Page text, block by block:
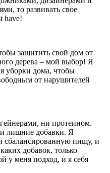
то развивать свое
have!
защитить свой дом от
дерева – мой выбор! Я
уборки дома, чтобы
от нарушителей
ни протеином.
лишние добавки. Я
сбалансированную пищу, и
добавок, только
у меня подход, и я себя